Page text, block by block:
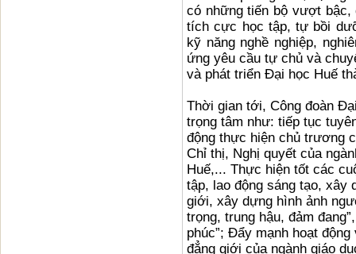
có những tiến bộ vượt
tích cực học tập, tự bồi
kỹ năng nghề nghiệp,
ứng yêu cầu tự chủ và
và phát triển Đại học Huế
Thời gian tới, Công đoàn
trọng tâm như: tiếp tục
động thực hiện chủ trương
Chỉ thị, Nghị quyết của
Huế,... Thực hiện tốt các
tập, lao động sáng tạo, xây
giới, xây dựng hình ảnh
trọng, trung hậu, đảm
phúc”; Đẩy mạnh hoạt
đẳng giới của ngành giáo